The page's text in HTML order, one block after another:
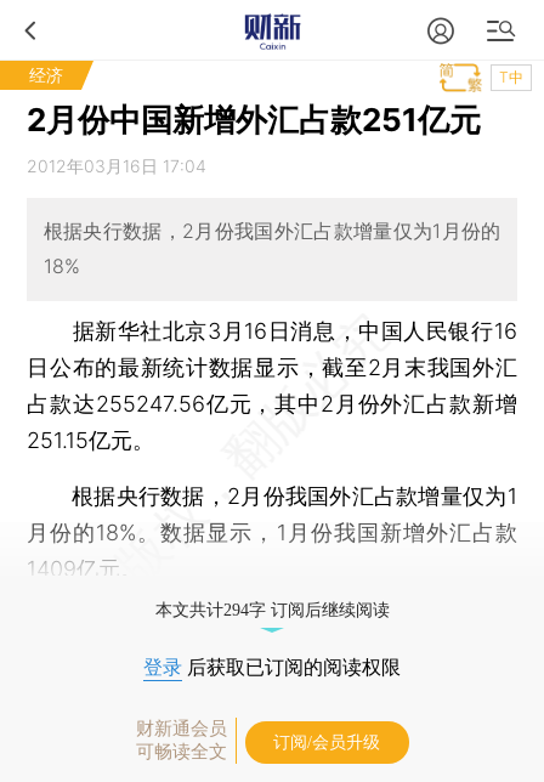
经济 T中
2月份中国新增外汇占款251亿元
2012年03月16日 17:04
根据央行数据，2月份我国外汇占款增量仅为1月份的
18%
据新华社北京3月16日消息，中国人民银行16
日公布的最新统计数据显示，截至2月末我国外汇
占款达255247.56亿元，其中2月份外汇占款新增
251.15亿元。
根据央行数据，2月份我国外汇占款增量仅为1
月份的18%。数据显示，1月份我国新增外汇占款
1409亿元。
本文共计294字 订阅后继续阅读
登录 后获取已订阅的阅读权限
财新通会员
可畅读全文
订阅/会员升级